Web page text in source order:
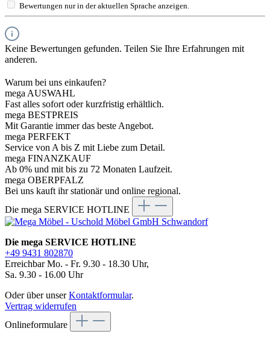
Bewertungen nur in der aktuellen Sprache anzeigen.
Keine Bewertungen gefunden. Teilen Sie Ihre Erfahrungen mit
anderen.
Warum bei uns einkaufen?
mega AUSWAHL
Fast alles sofort oder kurzfristig erhältlich.
mega BESTPREIS
Mit Garantie immer das beste Angebot.
mega PERFEKT
Service von A bis Z mit Liebe zum Detail.
mega FINANZKAUF
Ab 0% und mit bis zu 72 Monaten Laufzeit.
mega OBERPFALZ
Bei uns kauft ihr stationär und online regional.
Die mega SERVICE HOTLINE
Die mega SERVICE HOTLINE
+49 9431 802870
Erreichbar Mo. - Fr. 9.30 - 18.30 Uhr,
Sa. 9.30 - 16.00 Uhr
Oder über unserKontaktformular.
Vertrag widerrufen
Onlineformulare